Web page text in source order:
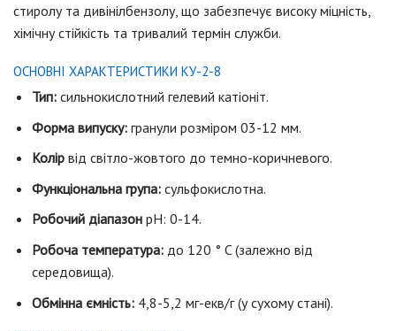
стиролу та дивінілбензолу, що забезпечує високу міцність,
хімічну стійкість та тривалий термін служби.
ОСНОВНІ ХАРАКТЕРИСТИКИ КУ-2-8
Тип:сильнокислотний гелевий катіоніт.
Форма випуску:гранули розміром 03-12 мм.
Колірвід світло-жовтого до темно-коричневого.
Функціональна група:сульфокислотна.
Робочий діапазонpH: 0-14.
Робоча температура:до 120 ° C (залежно від
середовища).
Обмінна ємність:4,8-5,2 мг-екв/г (у сухому стані).